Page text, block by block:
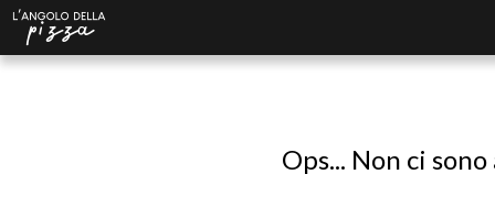
Ops... Non ci